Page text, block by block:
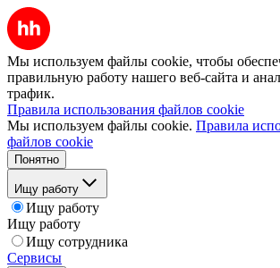
Мы используем файлы cookie, чтобы
правильную работу нашего веб-сайта и
трафик.
Правила использования файлов cookie
Мы используем файлы cookie. Правила
файлов cookie
Понятно
Ищу работу
Ищу работу
Ищу работу
Ищу сотрудника
Сервисы